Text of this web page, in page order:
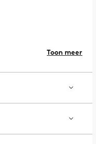
Toon meer